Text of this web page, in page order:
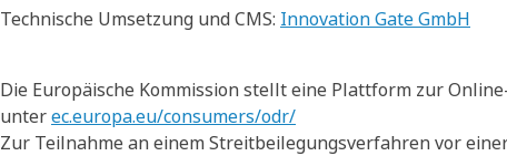
Technische Umsetzung und CMS: Innovation Gate GmbH
Die Europäische Kommission stellt eine Plattform zur
unterec.europa.eu/consumers/odr/
Zur Teilnahme an einem Streitbeilegungsverfahren vor